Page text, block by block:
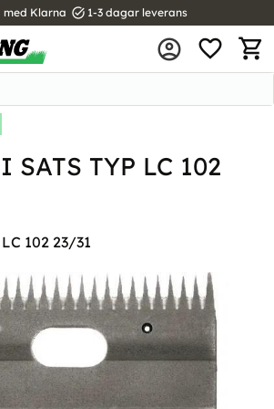
med Klarna task_alt 1-3 dagar leverans
SATS TYP LC 102
102 23/31